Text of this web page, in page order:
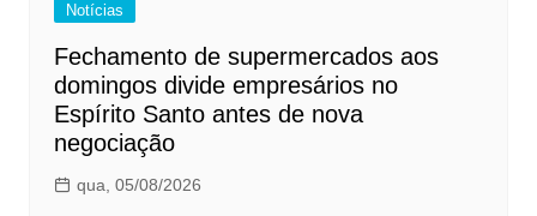
Notícias
Fechamento de supermercados aos
domingos divide empresários no
Espírito Santo antes de nova
negociação
qua, 05/08/2026